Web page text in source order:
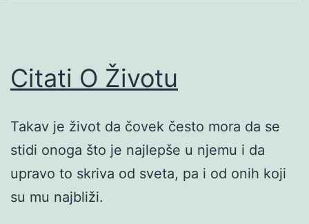
Citati O Životu
Takav je život da čovek često mora da se
stidi onoga što je najlepše u njemu i da
upravo to skriva od sveta, pa i od onih koji
su mu najbliži.